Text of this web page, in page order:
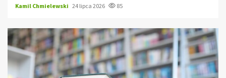
Kamil Chmielewski 24 lipca 2026 85